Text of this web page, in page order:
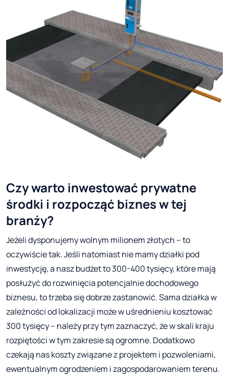
Czy warto inwestować prywatne
środki i rozpocząć biznes w tej
branży?
Jeżeli dysponujemy wolnym milionem złotych – to
oczywiście tak. Jeśli natomiast nie mamy działki pod
inwestycję, a nasz budżet to 300-400 tysięcy, które mają
posłużyć do rozwinięcia potencjalnie dochodowego
biznesu, to trzeba się dobrze zastanowić. Sama działka w
zależności od lokalizacji może w uśrednieniu kosztować
300 tysięcy – należy przy tym zaznaczyć, że w skali kraju
rozpiętości w tym zakresie są ogromne. Dodatkowo
czekają nas koszty związane z projektem i pozwoleniami,
ewentualnym ogrodzeniem i zagospodarowaniem terenu.